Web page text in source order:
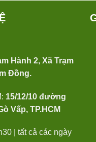
Hành 2, Xã Trạm
Đồng.
15/12/10 đường
Vấp, TP.HCM
| tất cả các ngày